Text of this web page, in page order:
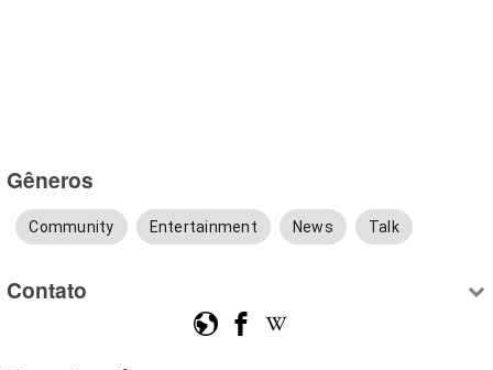
Gêneros
Community Entertainment News Talk
Contato